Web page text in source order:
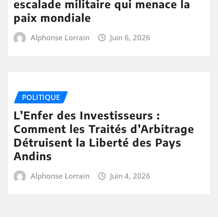
escalade militaire qui menace la
paix mondiale
Alphonse Lorrain Juin 6, 2026
POLITIQUE
L’Enfer des Investisseurs :
Comment les Traités d’Arbitrage
Détruisent la Liberté des Pays
Andins
Alphonse Lorrain Juin 4, 2026